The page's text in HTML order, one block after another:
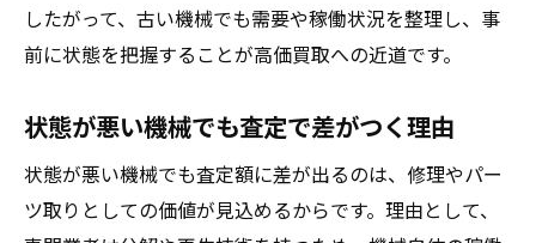
したがって、古い機械でも需要や稼働状況を整理し、事
前に状態を把握することが高価買取への近道です。
状態が悪い機械でも査定で差がつく理由
状態が悪い機械でも査定額に差が出るのは、修理やパー
ツ取りとしての価値が見込めるからです。理由として、